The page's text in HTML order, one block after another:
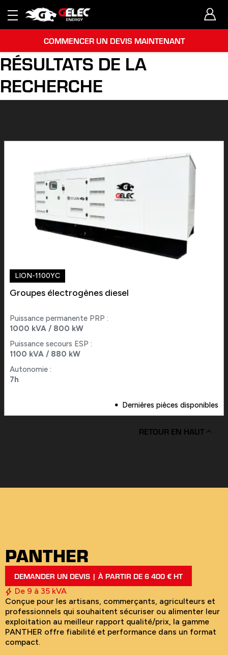
COMMENCER UN DEVIS MAINTENANT
RÉSULTATS DE LA
RECHERCHE
LION-1100YC
Groupes électrogènes diesel
Puissance permanente PRP :
1000 kVA / 800 kW
Puissance secours ESP :
1100 kVA / 880 kW
Autonomie :
7h
Dernières pièces disponibles
RETOUR EN HAUT 
PANTHER
DEMANDER UN DEVIS | À PARTIR DE 6 400 € HT
De 9 à 35 kVA
Conçue pour les artisans, commerçants, agriculteurs et
professionnels qui souhaitent sécuriser ou alimenter leur
exploitation au meilleur rapport qualité/prix, la gamme
PANTHER offre fiabilité et performance dans un format
compact.